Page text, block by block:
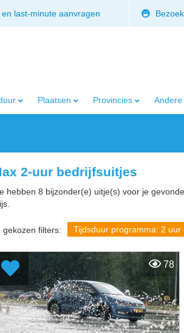
last-minute aanvragen
Plaatsen Provincies
2-uur bedrijfsuitjes
hebben 8 bijzonder(e) uitje(s) voor je
gekozen filters: Tijdsduur programma: 2 uur
78